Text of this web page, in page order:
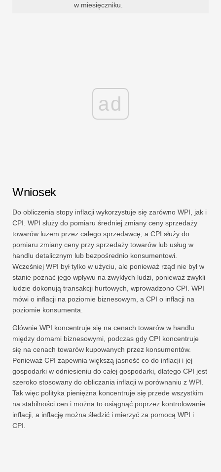
w miesięczniku.
ad
Wniosek
Do obliczenia stopy inflacji wykorzystuje się zarówno WPI, jak i
CPI. WPI służy do pomiaru średniej zmiany ceny sprzedaży
towarów luzem przez całego sprzedawcę, a CPI służy do
pomiaru zmiany ceny przy sprzedaży towarów lub usług w
handlu detalicznym lub bezpośrednio konsumentowi.
Wcześniej WPI był tylko w użyciu, ale ponieważ rząd nie był w
stanie poznać jego wpływu na zwykłych ludzi, ponieważ zwykli
ludzie dokonują transakcji hurtowych, wprowadzono CPI. WPI
mówi o inflacji na poziomie biznesowym, a CPI o inflacji na
poziomie konsumenta.
Głównie WPI koncentruje się na cenach towarów w handlu
między domami biznesowymi, podczas gdy CPI koncentruje
się na cenach towarów kupowanych przez konsumentów.
Ponieważ CPI zapewnia większą jasność co do inflacji i jej
gospodarki w odniesieniu do całej gospodarki, dlatego CPI jest
szeroko stosowany do obliczania inflacji w porównaniu z WPI.
Tak więc polityka pieniężna koncentruje się przede wszystkim
na stabilności cen i można to osiągnąć poprzez kontrolowanie
inflacji, a inflację można śledzić i mierzyć za pomocą WPI i
CPI.